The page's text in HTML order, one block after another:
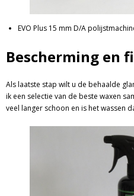
EVO Plus 15 mm D/A
Bescherming en
Als laatste stap wilt u de behaalde
ik een selectie van de beste waxen
veel langer schoon en is het wassen